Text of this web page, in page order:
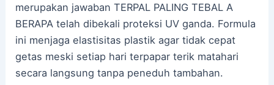
merupakan jawaban TERPAL PALING TEBAL A
BERAPA telah dibekali proteksi UV ganda. Formula
ini menjaga elastisitas plastik agar tidak cepat
getas meski setiap hari terpapar terik matahari
secara langsung tanpa peneduh tambahan.